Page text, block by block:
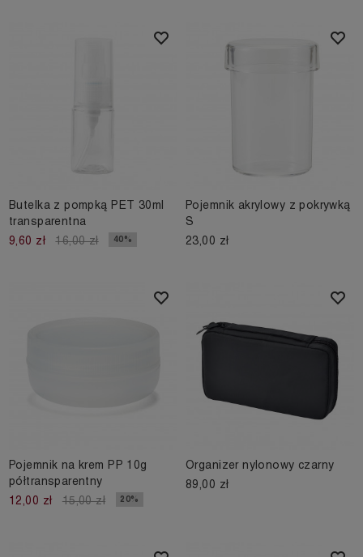
Butelka z pompką PET 30ml
transparentna
9,60 zł
16,00 zł 40%
Pojemnik akrylowy z pokrywką
S
23,00 zł
Pojemnik na krem PP 10g
półtransparentny
12,00 zł
15,00 zł 20%
Organizer nylonowy czarny
89,00 zł